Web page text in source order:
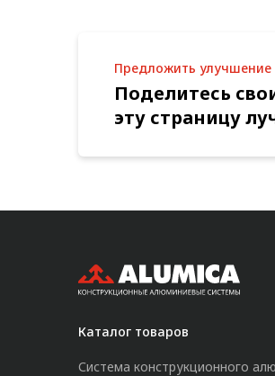
Предложить
Поделитесь
эту страницу
Каталог товаров
Система конструкционного